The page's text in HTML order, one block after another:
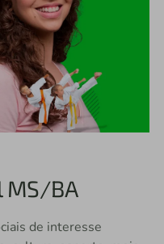
MS/BA
de interesse
cultura, esporte, meio
entre outros.